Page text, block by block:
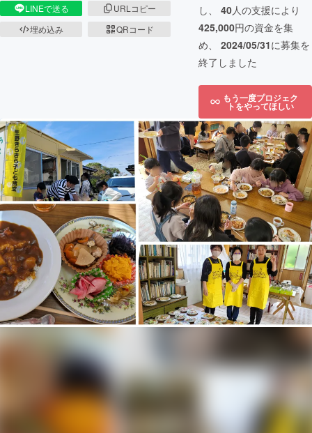
LINEで送る
URLコピー
埋め込み
QRコード
し、 40人の支援により
425,000円の資金を集
め、 2024/05/31に募集を
終了しました
もう一度プロジェク
トをやってほしい